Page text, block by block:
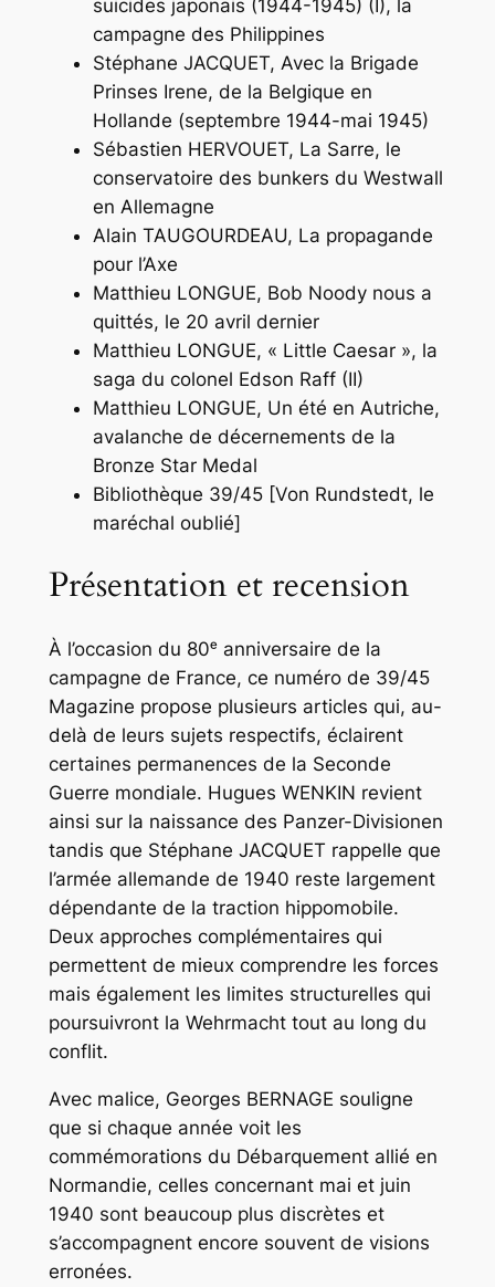
suicides japonais (1944-1945) (I), la
campagne des Philippines
Stéphane JACQUET, Avec la Brigade
Prinses Irene, de la Belgique en
Hollande (septembre 1944-mai 1945)
Sébastien HERVOUET, La Sarre, le
conservatoire des bunkers du Westwall
en Allemagne
Alain TAUGOURDEAU, La propagande
pour l’Axe
Matthieu LONGUE, Bob Noody nous a
quittés, le 20 avril dernier
Matthieu LONGUE, « Little Caesar », la
saga du colonel Edson Raff (II)
Matthieu LONGUE, Un été en Autriche,
avalanche de décernements de la
Bronze Star Medal
Bibliothèque 39/45 [Von Rundstedt, le
maréchal oublié]
Présentation et recension
À l’occasion du 80ᵉ anniversaire de la
campagne de France, ce numéro de 39/45
Magazine propose plusieurs articles qui, au-
delà de leurs sujets respectifs, éclairent
certaines permanences de la Seconde
Guerre mondiale. Hugues WENKIN revient
ainsi sur la naissance des Panzer-Divisionen
tandis que Stéphane JACQUET rappelle que
l’armée allemande de 1940 reste largement
dépendante de la traction hippomobile.
Deux approches complémentaires qui
permettent de mieux comprendre les forces
mais également les limites structurelles qui
poursuivront la Wehrmacht tout au long du
conflit.
Avec malice, Georges BERNAGE souligne
que si chaque année voit les
commémorations du Débarquement allié en
Normandie, celles concernant mai et juin
1940 sont beaucoup plus discrètes et
s’accompagnent encore souvent de visions
erronées.